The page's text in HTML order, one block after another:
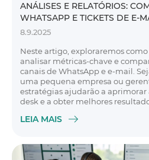
ANÁLISES E RELATÓRIOS:
WHATSAPP E TICKETS DE E-
8.9.2025
Neste artigo, exploraremos
analisar métricas-chave e
canais de WhatsApp e e-mail.
uma pequena empresa ou
estratégias ajudarão a aprimorar
desk e a obter melhores
LEIA MAIS